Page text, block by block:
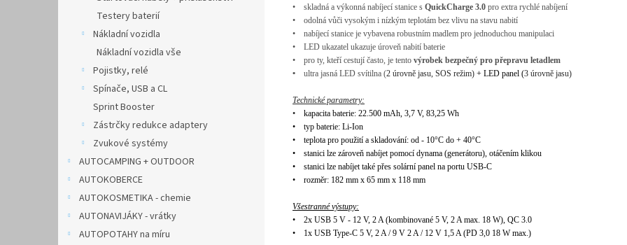
Testery baterií
Nákladní vozidla
Nákladní vozidla vše
Pojistky, relé
Spínače, USB a CL
Sprint Booster
Zástrčky redukce adaptery
Zvukové systémy
AUTOCAMPING + OUTDOOR
AUTOKOBERCE
AUTOKOSMETIKA - chemie
AUTONAVIJÁKY - vrátky
AUTOPOTAHY na míru
• skladná a výkonná nabíjecí stanice s QuickCharge 3.0 pro extra rychlé nabíjení
• odolná vůči vysokým i nízkým teplotám bez vlivu na stavu nabití
• nabíjecí stanice je vybavena robustním madlem pro jednoduchou manipulaci
• LED ukazatel ukazuje úroveň nabití baterie
• pro ty, kteří cestují často, je tento výrobek bezpečný pro přepravu letadlem
• ultra jasná LED svítilna (2 úrovně jasu, SOS režim) + LED panel (3 úrovně jasu)
Technicképarametry:
• kapacita baterie: 22.500 mAh, 3,7 V, 83,25 Wh
• typ baterie: Li-Ion
• teplota pro použití a skladování: od - 10°C do + 40°C
• stanici lze zároveň nabíjet pomocí dynama (generátoru), otáčením klikou
• stanici lze nabíjet také přes solární panel na portu USB-C
• rozměr: 182 mm x 65 mm x 118 mm
Všestranné výstupy:
• 2x USB 5 V - 12 V, 2 A (kombinované 5 V, 2 A max. 18 W), QC 3.0
• 1x USB Type-C 5 V, 2 A / 9 V 2 A / 12 V 1,5 A (PD 3,0 18 W max.)